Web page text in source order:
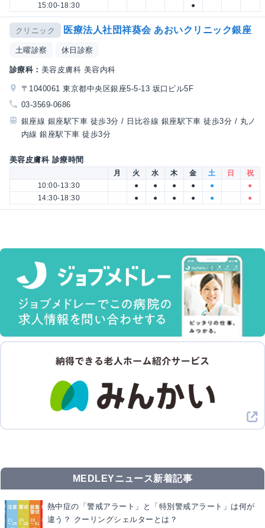
15:00-18:30
●
クリニック 医療法人社団祥葵会 あおいクリニック銀座
土曜診察 休日診察
診療科： 美容皮膚科 美容内科
〒1040061 東京都中央区銀座5-5-13 坂口ビル5F
03-3569-0686
銀座線 銀座駅下車 徒歩3分 / 日比谷線 銀座駅下車 徒歩3分 / 丸ノ
内線 銀座駅下車 徒歩3分
美容皮膚科 診療時間
月 火 水 木 金 土 日
祝
10:00-13:30
● ● ● ● ●
●
14:30-18:30
● ● ● ● ● ●
MEDLEYニュース新着記事
熱中症の「警戒アラート」と「特別警戒アラート」は何が
違う？ クーリングシェルターとは？